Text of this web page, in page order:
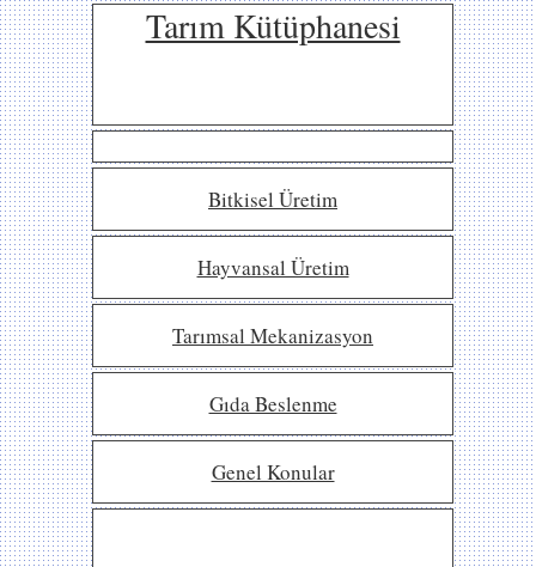
Tarım Kütüphanesi
Bitkisel Üretim
Hayvansal Üretim
Tarımsal Mekanizasyon
Gıda Beslenme
Genel Konular